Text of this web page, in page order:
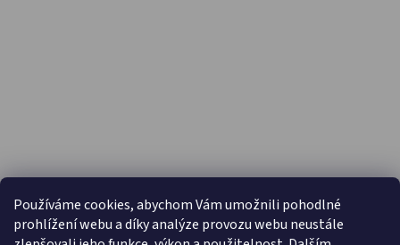
Používáme cookies, abychom Vám umožnili pohodlné
prohlížení webu a díky analýze provozu webu neustále
PŘIJÍMÁME ONLINE PLATBY